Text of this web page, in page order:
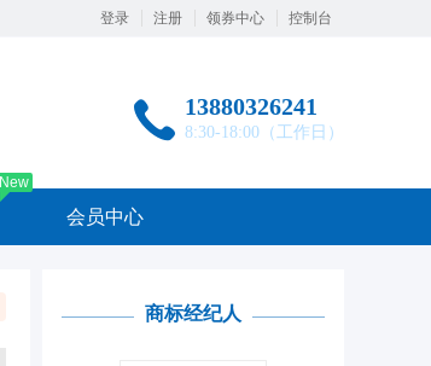
登录 注册 领券中心 控制台
13880326241
8:30-18:00（工作日）
New
会员中心
商标经纪人